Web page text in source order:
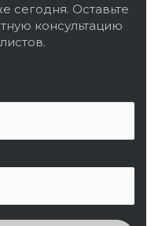
сегодня. Оставьте
консультацию